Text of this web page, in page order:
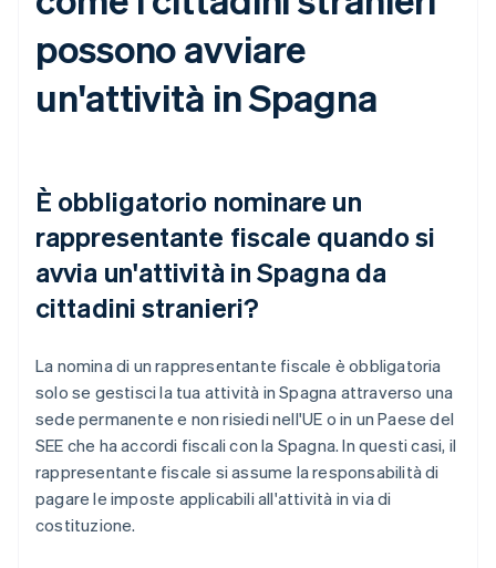
possono avviare
un'attività in Spagna
È obbligatorio nominare un
rappresentante fiscale quando si
avvia un'attività in Spagna da
cittadini stranieri?
La nomina di un rappresentante fiscale è obbligatoria
solo se gestisci la tua attività in Spagna attraverso una
sede permanente e non risiedi nell'UE o in un Paese del
SEE che ha accordi fiscali con la Spagna. In questi casi, il
rappresentante fiscale si assume la responsabilità di
pagare le imposte applicabili all'attività in via di
costituzione.